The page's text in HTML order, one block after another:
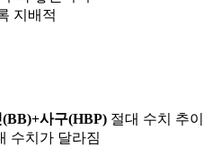
지배적
(BB)+사구(HBP) 절대 수치 추이
수치가 달라짐